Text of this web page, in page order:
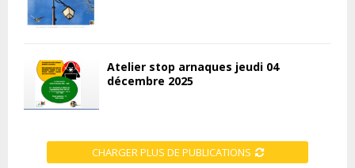
Atelier stop arnaques jeudi 04
décembre 2025
CHARGER PLUS DE PUBLICATIONS